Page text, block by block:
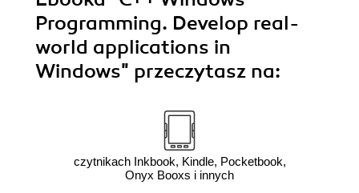
Programming. Develop real-
world applications in
Windows" przeczytasz na:
czytnikach Inkbook, Kindle, Pocketbook,
Onyx Booxs i innych